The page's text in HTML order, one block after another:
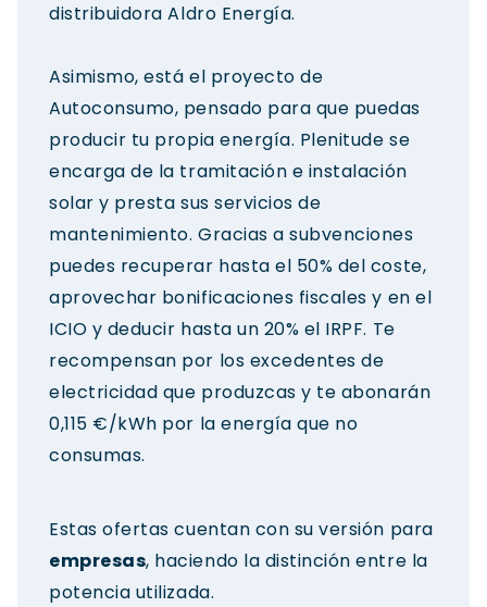
distribuidora Aldro Energía.
Asimismo, está el proyecto de
Autoconsumo, pensado para que puedas
producir tu propia energía. Plenitude se
encarga de la tramitación e instalación
solar y presta sus servicios de
mantenimiento. Gracias a subvenciones
puedes recuperar hasta el 50% del coste,
aprovechar bonificaciones fiscales y en el
ICIO y deducir hasta un 20% el IRPF. Te
recompensan por los excedentes de
electricidad que produzcas y te abonarán
0,115 €/kWh por la energía que no
consumas.
Estas ofertas cuentan con su versión para
empresas, haciendo la distinción entre la
potencia utilizada.